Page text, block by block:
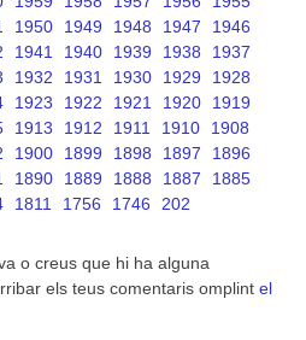
1950 1949 1948 1947
1946
1941 1940 1939 1938
1937
1932 1931 1930 1929
1928
1923 1922 1921 1920
1919
1913 1912 1911 1910
1908
1900 1899 1898 1897
1896
1890 1889 1888 1887
1885
1811 1756 1746 202
o creus que hi ha alguna
els teus comentaris omplint el